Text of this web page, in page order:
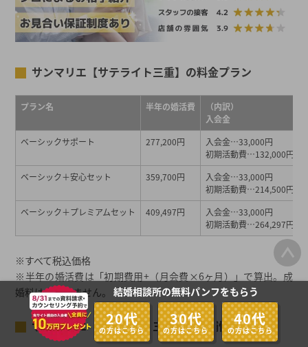
サンマリエ【サテライト三重】の料金プラン
プラン名 半年の婚活費
（内訳）
入会金
ベーシックサポート
277,200円
入会金…33,000円
初期活動費…132,000円
ベーシック＋安心セット 359,700円
入会金…33,000円
初期活動費…214,500円
ベーシック＋プレミアムセット 409,497円
入会金…33,000円
初期活動費…264,297円
※すべて税込価格
※半年の婚活費は「初期費用+（月会費×6ヶ月）」で算出。成
婚料は含まれません。
サンマリエ【サテライト三重】の店舗情報
結婚相談所の無料パンフをもらう
20代
の方はこちら
30代
の方はこちら
40代
の方はこちら